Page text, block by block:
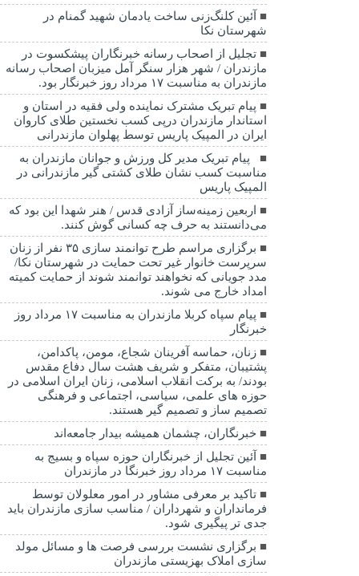
آئین کلنگ‌زنی ساخت یادمان شهید گمنام در
شهرستان نکا
تجلیل از اصحاب رسانه خبرنگاران پیشکسوت در
مازندران / شهر هزار سنگر آمل میزبان اصحاب رسانه
مازندران به مناسبت ۱۷ مرداد روز خبرنگار بود.
پیام تبریک مشترک نماینده ولی فقیه در استان و
استاندار مازندران درپی کسب نخستین طلای کاروان
ایران در المپیک پاریس توسط پهلوان مازندرانی
‍ ‍ پیام تبریک مدیر کل ورزش و جوانان مازندران به
مناسبت کسب نشان طلای کشتی گیر مازندرانی در
المپیک پاریس
اربعین زمینه‌ساز آزادی قدس / هنر شهدا این بود که
می‌دانستند به حرف چه کسانی گوش کنند.
برگزاری مراسم طرح توانمند سازی ۳۵ نفر از زنان
سرپرست خانوار غیر تحت حمایت در شهرستان نکا/
مدد جویانی که نخواهند توانمند شوند از حمایت کمیته
امداد خارج می شوند.
پیام سپاه کربلا مازندران به مناسبت ۱۷ مرداد روز
خبرنگار
زنان، حماسه آفرینان شجاع، مومن، پاکدامن،
پشتیبان، متفکر و شریف هشت سال دفاع مقدس
بودند/ به برکت انقلاب اسلامی، زنان ایران اسلامی در
حوزه های علمی، سیاسی، اجتماعی و فرهنگی
تصمیم ساز و تصمیم گیر هستند.
خبرنگاران، چشمان همیشه بیدار جامعه‌اند
آئین تجلیل از خبرنگاران حوزه سپاه و بسیج به
مناسبت ۱۷ مرداد روز خبرنگا در مازندران
تاکید بر معرفی مشاور در امور معلولان توسط
فرمانداران و شهرداران / مناسب سازی مازندران باید
جدی تر پیگیری شود.
برگزاری نشست بررسی فرصت ها و مسائل مولد
سازی املاک بهزیستی مازندران